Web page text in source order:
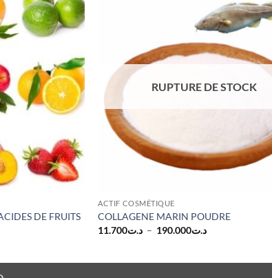
DE FRUITS
RUPTURE DE STOCK
ACTIF COSMÉTIQUE
COLLAGENE MARIN POUDRE
د.ت11.700 – د.ت190.000
Plage